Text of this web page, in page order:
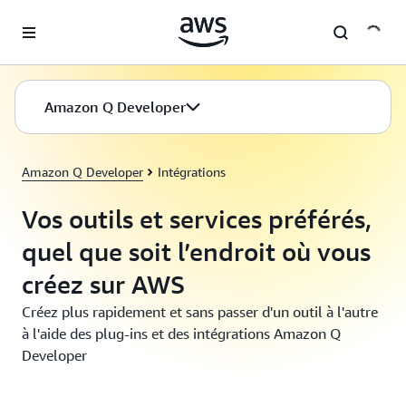
Amazon Q Developer
Amazon Q Developer Intégrations
Vos outils et services préférés,
quel que soit l’endroit où vous
créez sur AWS
Créez plus rapidement et sans passer d'un outil à l'autre
à l'aide des plug-ins et des intégrations Amazon Q
Developer